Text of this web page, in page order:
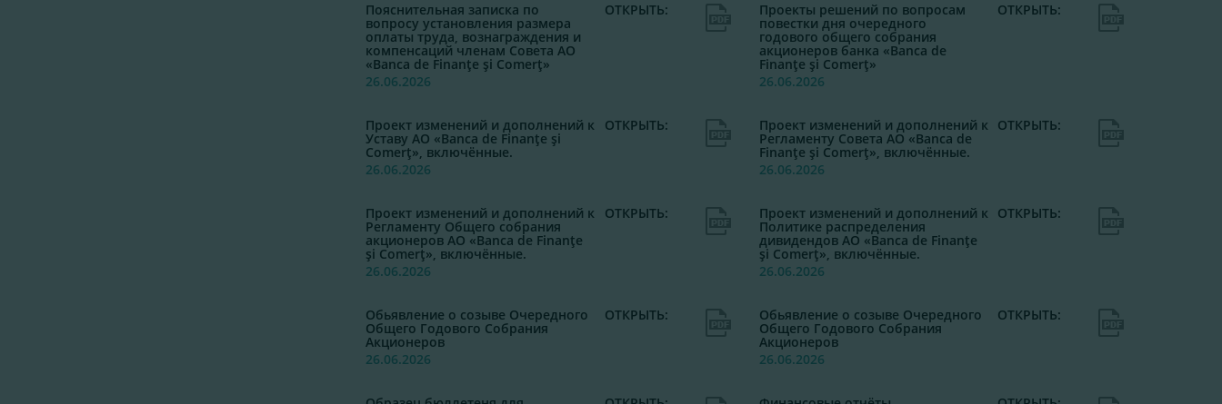
Пояснительная записка по
вопросу установления размера
оплаты труда, вознаграждения и
компенсаций членам Совета АО
«Banca de Finanţe şi Comerţ»
26.06.2026
ОТКРЫТЬ: Проекты решений по вопросам
повестки дня очередного
годового общего собрания
акционеров банка «Banca de
Finanţe şi Comerţ»
26.06.2026
ОТКРЫТЬ:
Проект изменений и дополнений к
Уставу АО «Banca de Finanţe şi
Comerţ», включённые.
26.06.2026
ОТКРЫТЬ: Проект изменений и дополнений к
Регламенту Совета АО «Banca de
Finanţe şi Comerţ», включённые.
26.06.2026
ОТКРЫТЬ:
Проект изменений и дополнений к
Регламенту Общего собрания
акционеров АО «Banca de Finanţe
şi Comerţ», включённые.
26.06.2026
ОТКРЫТЬ: Проект изменений и дополнений к
Политике распределения
дивидендов АО «Banca de Finanţe
şi Comerţ», включённые.
26.06.2026
ОТКРЫТЬ:
Обьявление о созыве Очередного
Общего Годового Собрания
Акционеров
26.06.2026
ОТКРЫТЬ: Обьявление о созыве Очередного
Общего Годового Собрания
Акционеров
26.06.2026
ОТКРЫТЬ: